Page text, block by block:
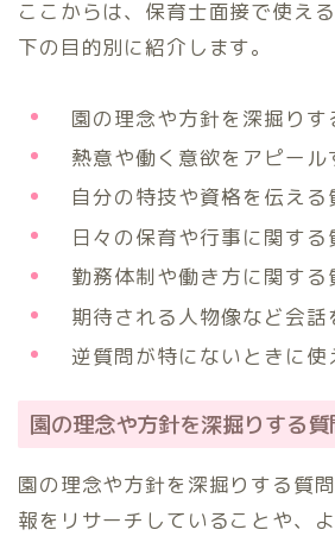
ここからは、保育士面接で使え
下の目的別に紹介します。
園の理念や方針を深掘りす
熱意や働く意欲をアピール
自分の特技や資格を伝える
日々の保育や行事に関する
勤務体制や働き方に関する
期待される人物像など会話
逆質問が特にないときに使
園の理念や方針を深掘りする
園の理念や方針を深掘りする質
報をリサーチしていることや、